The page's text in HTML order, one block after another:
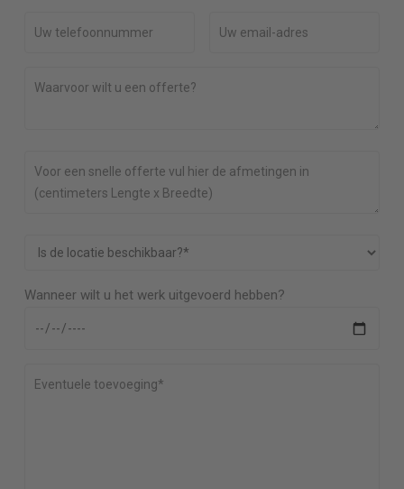
Wanneer wilt u het werk uitgevoerd hebben?